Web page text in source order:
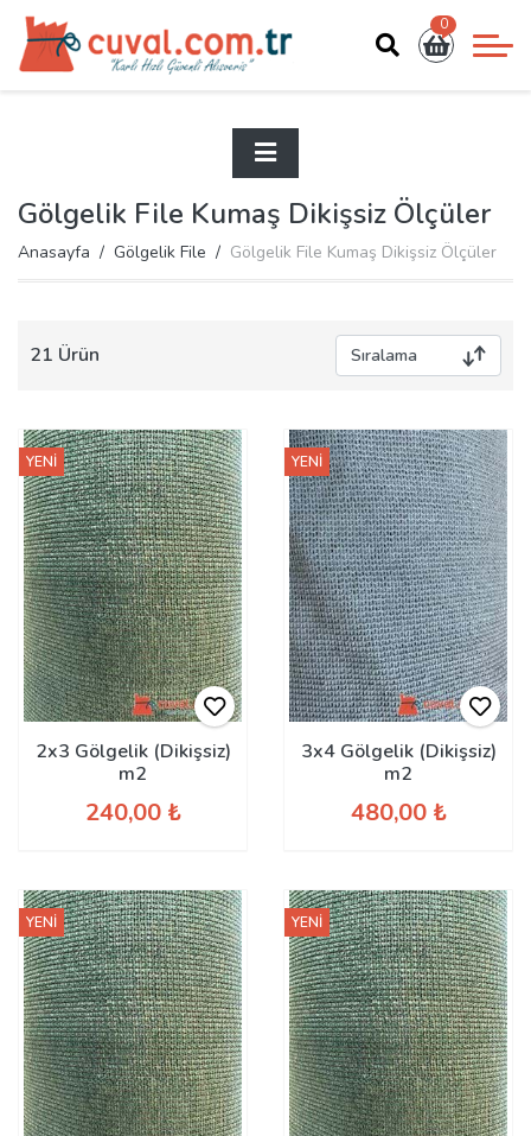
0
Gölgelik File Kumaş Dikişsiz Ölçüler
Anasayfa Gölgelik File Gölgelik File Kumaş Dikişsiz Ölçüler
21 Ürün
2x3 Gölgelik (Dikişsiz)
m2
240,00 ₺
YENİ
3x4 Gölgelik (Dikişsiz)
m2
480,00 ₺
YENİ
YENİ YENİ